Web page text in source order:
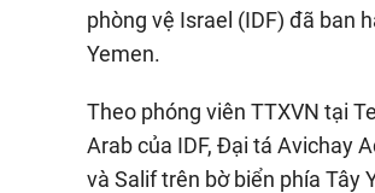
phòng vệ Israel (IDF) đã ban
Yemen.
Theo phóng viên TTXVN tại
Arab của IDF, Đại tá Avichay
và Salif trên bờ biển phía Tây